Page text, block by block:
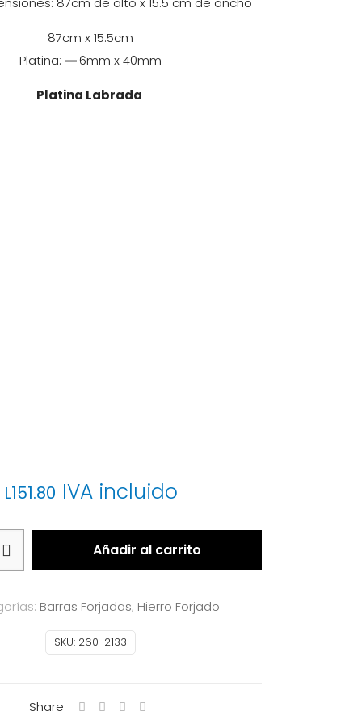
87cm x 15.5cm
Platina: ―6mm x 40mm
Platina Labrada
L151.80 IVA incluido
Añadir al carrito
SKU: 260-2133
Barras Forjadas, Hierro Forjado
Share